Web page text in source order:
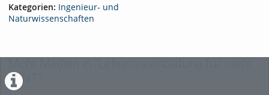
Kategorien: Ingenieur- und
Naturwissenschaften
MINT"